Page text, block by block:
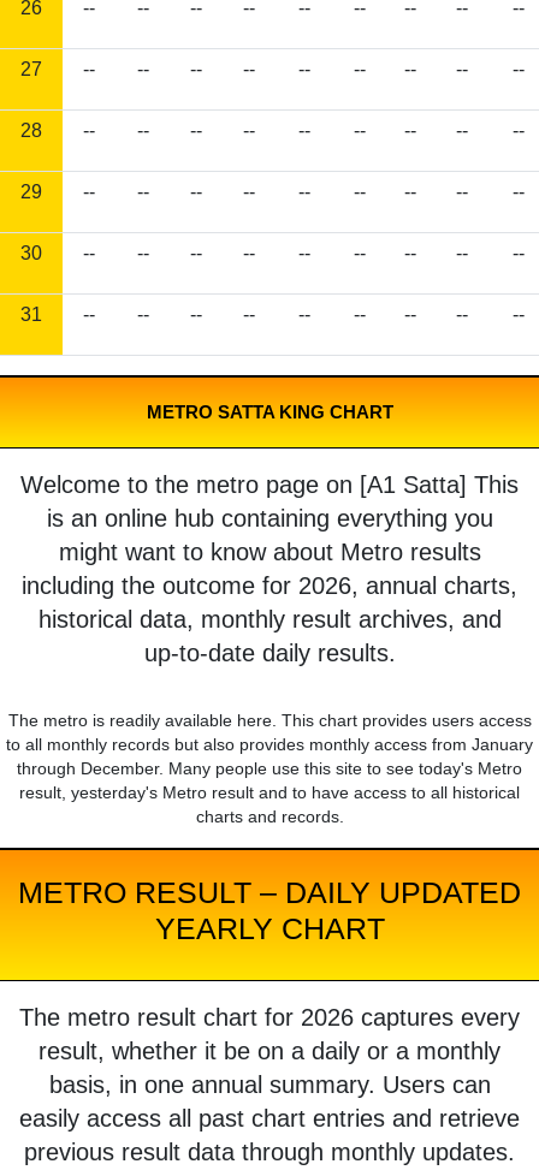
26 -- -- -- -- -- -- -- -- --
27 -- -- -- -- -- -- -- -- --
28 -- -- -- -- -- -- -- -- --
29 -- -- -- -- -- -- -- -- --
30 -- -- -- -- -- -- -- -- --
31 -- -- -- -- -- -- -- -- --
METRO SATTA KING CHART
Welcome to the metro page on [A1 Satta] This
is an online hub containing everything you
might want to know about Metro results
including the outcome for 2026, annual charts,
historical data, monthly result archives, and
up-to-date daily results.
The metro is readily available here. This chart provides users access
to all monthly records but also provides monthly access from January
through December. Many people use this site to see today's Metro
result, yesterday's Metro result and to have access to all historical
charts and records.
METRO RESULT – DAILY UPDATED
YEARLY CHART
The metro result chart for 2026 captures every
result, whether it be on a daily or a monthly
basis, in one annual summary. Users can
easily access all past chart entries and retrieve
previous result data through monthly updates.